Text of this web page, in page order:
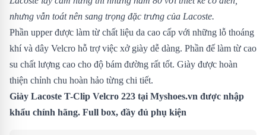
nhưng vẫn toát nên sang trọng đặc trưng của Lacoste.
Phần upper được làm từ chất liệu da cao cấp với những lỗ thoáng
khí và dây Velcro hỗ trợ việc xở giày dễ dàng. Phần đế làm từ cao
su chất lượng cao cho độ bám đường rất tốt. Giày được hoàn
thiện chỉnh chu hoàn hảo từng chi tiết.
Giày Lacoste T-Clip Velcro 223 tại Myshoes.vn được nhập
khẩu chính hãng. Full box, đầy đủ phụ kiện